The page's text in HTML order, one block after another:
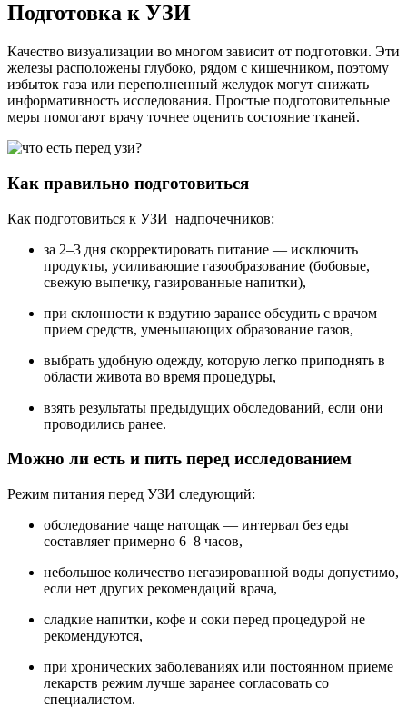
Подготовка к УЗИ
Качество визуализации во многом зависит от подготовки. Эти
железы расположены глубоко, рядом с кишечником, поэтому
избыток газа или переполненный желудок могут снижать
информативность исследования. Простые подготовительные
меры помогают врачу точнее оценить состояние тканей.
Как правильно подготовиться
Как подготовиться к УЗИ надпочечников:
за 2–3 дня скорректировать питание — исключить
продукты, усиливающие газообразование (бобовые,
свежую выпечку, газированные напитки),
при склонности к вздутию заранее обсудить с врачом
прием средств, уменьшающих образование газов,
выбрать удобную одежду, которую легко приподнять в
области живота во время процедуры,
взять результаты предыдущих обследований, если они
проводились ранее.
Можно ли есть и пить перед исследованием
Режим питания перед УЗИ следующий:
обследование чаще натощак — интервал без еды
составляет примерно 6–8 часов,
небольшое количество негазированной воды допустимо,
если нет других рекомендаций врача,
сладкие напитки, кофе и соки перед процедурой не
рекомендуются,
при хронических заболеваниях или постоянном приеме
лекарств режим лучше заранее согласовать со
специалистом.